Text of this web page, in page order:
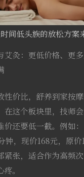
间低头族的放松方案
灸：更低价格、更多
性价比，舒养到家按
在这个板块里，技师
还要低一截。例如：
钟，现价168元，原
紧张，适合作为高频
。